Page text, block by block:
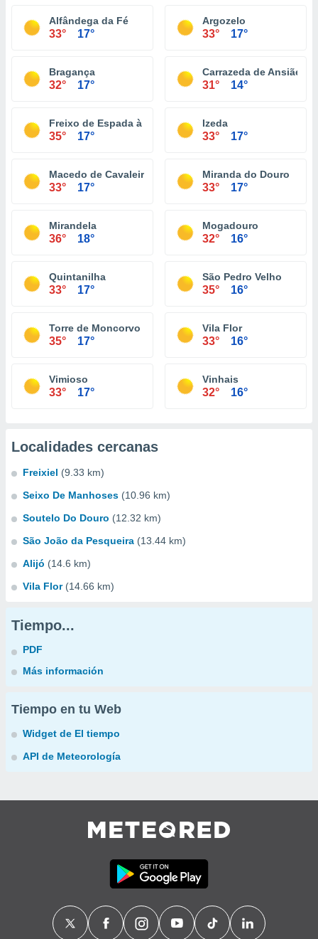
Alfândega da Fé
33° 17°
Argozelo
33° 17°
Bragança
32° 17°
Carrazeda de Ansiães
31° 14°
Freixo de Espada à Cinta
35° 17°
Izeda
33° 17°
Macedo de Cavaleiros
33° 17°
Miranda do Douro
33° 17°
Mirandela
36° 18°
Mogadouro
32° 16°
Quintanilha
33° 17°
São Pedro Velho
35° 16°
Torre de Moncorvo
35° 17°
Vila Flor
33° 16°
Vimioso
33° 17°
Vinhais
32° 16°
Localidades cercanas
Freixiel (9.33 km)
Seixo De Manhoses (10.96 km)
Soutelo Do Douro (12.32 km)
São João da Pesqueira (13.44 km)
Alijó (14.6 km)
Vila Flor (14.66 km)
Tiempo...
PDF
Más información
Tiempo en tu Web
Widget de El tiempo
API de Meteorología